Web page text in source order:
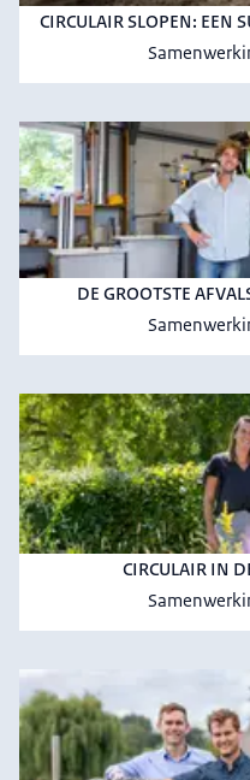
CIRCULAIR SLOPEN: EEN
DE GROOTSTE
CIRCULAIR IN